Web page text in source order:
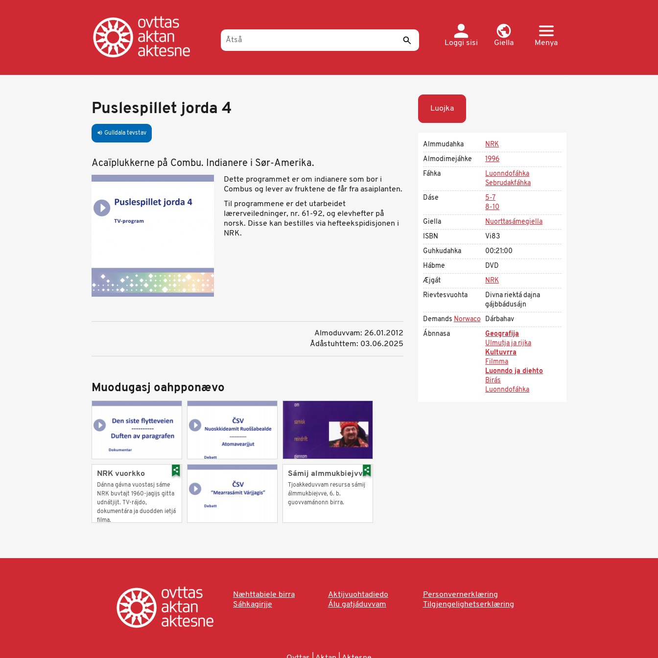
Loggi sisi
Giella Menya
Puslespillet jorda 4
volume_up Gulldala tevstav
Acaïplukkerne på Combu. Indianere i Sør-Amerika.
Dette programmet er om indianere som bor i
Combus og lever av fruktene de får fra asaiplanten.
Til programmene er det utarbeidet
lærerveiledninger, nr. 61-92, og elevhefter på
norsk. Disse kan bestilles via hefteekspidisjonen i
NRK.
Almoduvvam: 26.01.2012
Ådåstuhttem: 03.06.2025
Muodugasj oahpponævo
NRK vuorkko
Dánna gávna vuostasj sáme
NRK buvtajt 1960-jagijs gitta
udnátjijt. TV-rájdo,
dokumentára ja duodden ietjá
filma.
Sámij almmukbiejvve
Tjoakkeduvvam resursa sámij
álmmukbiejvve, 6. b.
guovvamánonn birra.
Luojka
Almmudahka
NRK
Almodimejáhke
1996
Fáhka
Luonndofáhka
Sebrudakfáhka
Dáse
5-7
8-10
Giella
Nuorttasámegiella
ISBN
Vi83
Guhkudahka
00:21:00
Hábme
DVD
Æjgát
NRK
Rievtesvuohta
Divna riektá dajna
gájbbádusájn
DemandsNorwaco Dárbahav
Ábnnasa
Geografija
Ulmutja ja rijka
Kultuvrra
Filmma
Luonndo ja diehto
Birás
Luonndofáhka
Næhttabiele birra Aktijvuohtadiedo
Personvernerklæring
Sáhkagirjje
Álu gatjáduvvam Tilgjengelighetserklæring